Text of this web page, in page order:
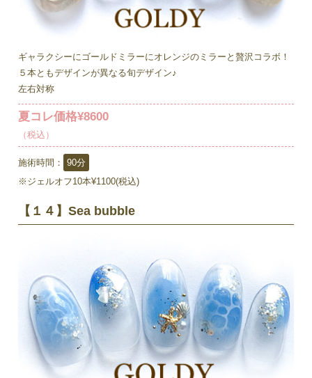
ギャラクシーにゴールドミラーにオレンジのミラーと贅沢コラボ！
５本ともデザインが異なる旬デザイン♪
左右対称
夏コレ価格¥8600
（税込）
施術時間：
90分
※ジェルオフ10本¥1100(税込)
【１４】Sea bubble